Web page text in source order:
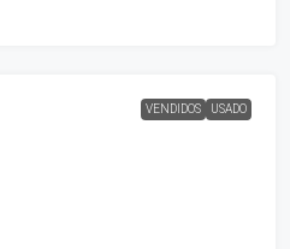
VENDIDOS USADO